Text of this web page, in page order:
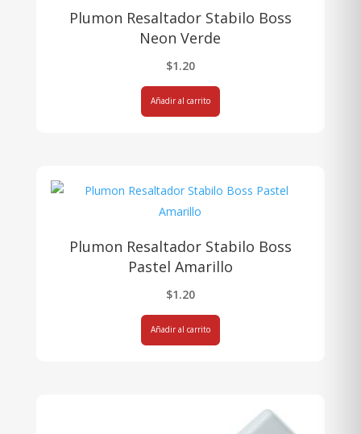
Plumon Resaltador Stabilo Boss
Neon Verde
$1.20
Añadir al carrito
Plumon Resaltador Stabilo Boss
Pastel Amarillo
$1.20
Añadir al carrito